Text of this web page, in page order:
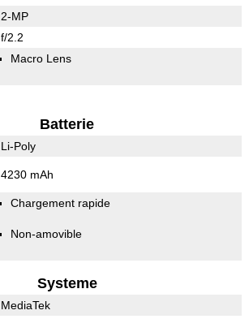
2-MP
f/2.2
Macro Lens
Batterie
Li-Poly
4230 mAh
Chargement rapide
Non-amovible
Systeme
MediaTek